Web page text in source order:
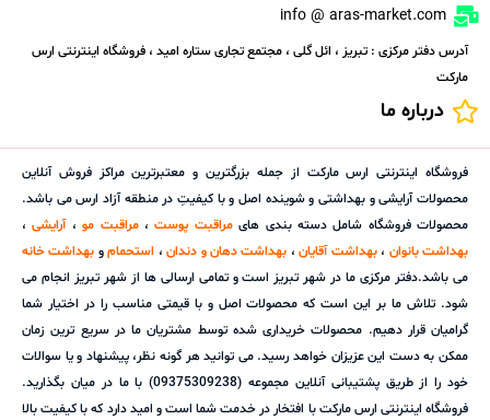
info @ aras-market.com
آدرس دفتر مرکزی : تبریز ، ائل گلی ، مجتمع تجاری ستاره امید ، فروشگاه اینترنتی ارس
مارکت
درباره ما
فروشگاه اینترنتی ارس مارکت از جمله بزرگترین و معتبرترین مراکز فروش آنلاین
محصولات آرایشی و بهداشتی و شوینده اصل و با کیفیتِ در منطقه آزاد ارس می باشد.
محصولات فروشگاه شامل دسته بندی هایمراقبت پوست،مراقبت مو،آرایشی،
بهداشت بانوان ،بهداشت آقایان، بهداشت دهان و دندان، استحمامو بهداشت خانه
می باشد.دفتر مرکزی ما در شهر تبریز است و تمامی ارسالی ها از شهر تبریز انجام می
شود. تلاش ما بر این است که محصولات اصل و با قیمتی مناسب را در اختیار شما
گرامیان قرار دهیم. محصولات خریداری شده توسط مشتریان ما در سریع ترین زمان
ممکن به دست این عزیزان خواهد رسید. می توانید هر گونه نظر، پیشنهاد و یا سوالات
خود را از طریق پشتیبانی آنلاین مجموعه (09375309238) با ما در میان بگذارید.
فروشگاه اینترنتی ارس مارکت با افتخار در خدمت شما است و امید دارد که با کیفیت بالا